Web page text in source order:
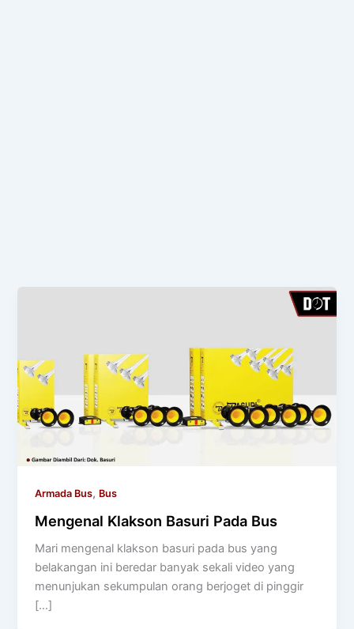
Armada Bus, Bus
Mengenal Klakson Basuri Pada Bus
Mari mengenal klakson basuri pada bus yang
belakangan ini beredar banyak sekali video yang
menunjukan sekumpulan orang berjoget di pinggir
[…]